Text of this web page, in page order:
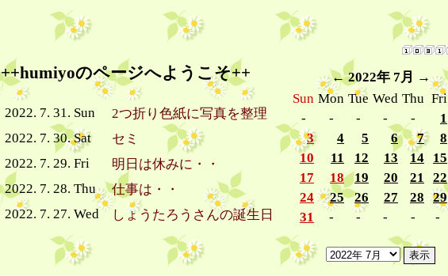
++humiyoのページへようこそ++
2022. 7. 31. Sun
2つ折り色紙に写真を整理
2022. 7. 30. Sat
セミ
2022. 7. 29. Fri
明日は休みに・・
2022. 7. 28. Thu
仕事は・・
2022. 7. 27. Wed
しょうたろうさんの誕生日
← 2022年 7月
→
Sun Mon Tue Wed Thu Fri
-
- - - - 1
3
4 5 6 7 8
10
11 12 13 14 15
17
18 19 20 21 22
24
25 26 27 28 29
31
- - - - -